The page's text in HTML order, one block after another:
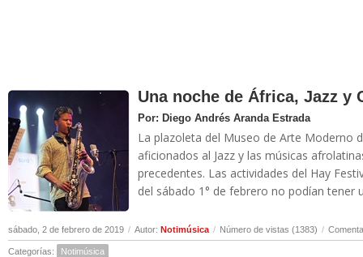
Una noche de África, Jazz y
Por: Diego Andrés Aranda Estrada
La plazoleta del Museo de Arte Moderno
aficionados al Jazz y las músicas
precedentes. Las actividades del Hay
del sábado 1° de febrero no podían tener
sábado, 2 de febrero de 2019 / Autor: Notimúsica / Número de vistas (1383) /
Categorías: Notimúsica